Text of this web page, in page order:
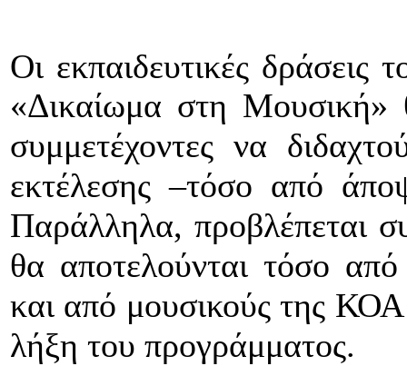
Οι εκπαιδευτικές δράσεις
«Δικαίωμα στη Μουσική»
συμμετέχοντες να
εκτέλεσης –τόσο από
Παράλληλα, προβλέπεται
θα αποτελούνται τόσο
και από μουσικούς της
λήξη του προγράμματος.